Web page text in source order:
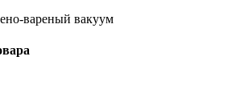
вареный вакуум